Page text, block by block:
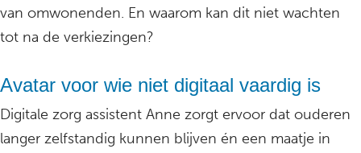
van omwonenden. En waarom kan dit niet wachten
tot na de verkiezingen?
Avatar voor wie niet digitaal vaardig is
Digitale zorg assistent Anne zorgt ervoor dat ouderen
langer zelfstandig kunnen blijven én een maatje in